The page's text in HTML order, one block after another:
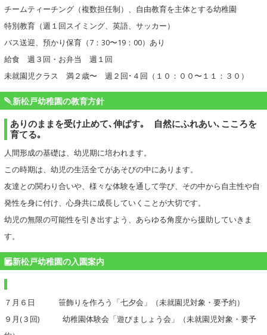
チームティーチング（複数担任制）、自由教育を主体とする幼稚園
特別教育（週１回スイミング、英語、サッカー）
バス送迎、預かり保育（7：30〜19：00）あり
給食 週３回・お弁当 週１回
未就園児クラス 満２歳〜 週２回･４回（１０：００〜１１：３０）
新松戸幼稚園の教育方針
ありのままを受け止めて､伸ばす｡ 自然にふれあい､こころを
育てる｡
人間形成の基礎は、幼児期に培われます。
この時期は、幼児の生活全てがあそびの中にあります。
友達との関わり合いや、様々な体験を通して学び、その中から自主性や自
発性を身に付け、心身共に成長していくことが大切です。
幼児の無限の可能性を引き出すよう、あらゆる角度から援助していきま
す。
新松戸幼稚園の入園案内
７月６日 笹飾りを作ろう「七夕会」（未就園児対象・要予約）
９月(３回) 幼稚園体験会「遊びましょう会」（未就園児対象・要予